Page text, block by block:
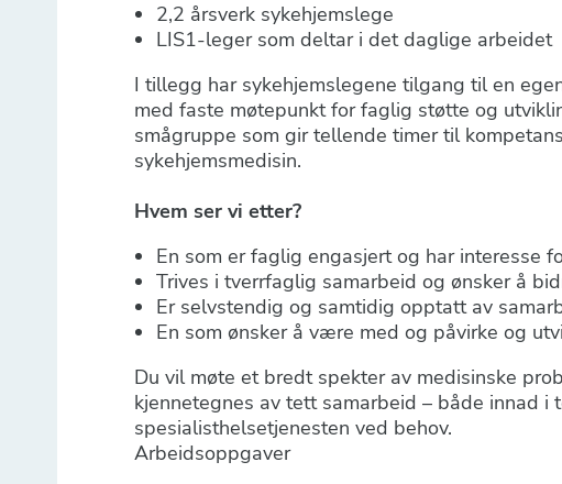
2,2 årsverk sykehjemslege
LIS1-leger som deltar i det daglige arbeidet
I tillegg har sykehjemslegene tilgang til en
med faste møtepunkt for faglig støtte og
smågruppe som gir tellende timer til
sykehjemsmedisin.
Hvem ser vi etter?
En som er faglig engasjert og har interesse
Trives i tverrfaglig samarbeid og ønsker å
Er selvstendig og samtidig opptatt av
En som ønsker å være med og påvirke og
Du vil møte et bredt spekter av medisinske
kjennetegnes av tett samarbeid – både innad i
spesialisthelsetjenesten ved behov.
Arbeidsoppgaver